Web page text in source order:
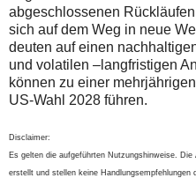
abgeschlossenen
sich auf dem Weg in neue
deuten auf einen
und volatilen –langfristigen
können zu einer
US-Wahl 2028 führen.
Disclaimer:
Es gelten die aufgeführten Nutzungshinweise.
erstellt und stellen keine Handlungsempfehlungen